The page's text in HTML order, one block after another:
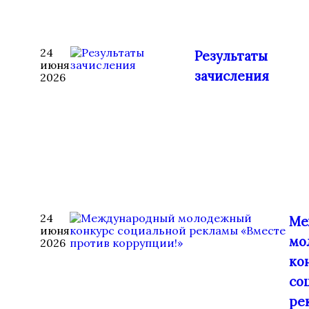
24
июня
2026
Результаты
зачисления
24
июня
2026